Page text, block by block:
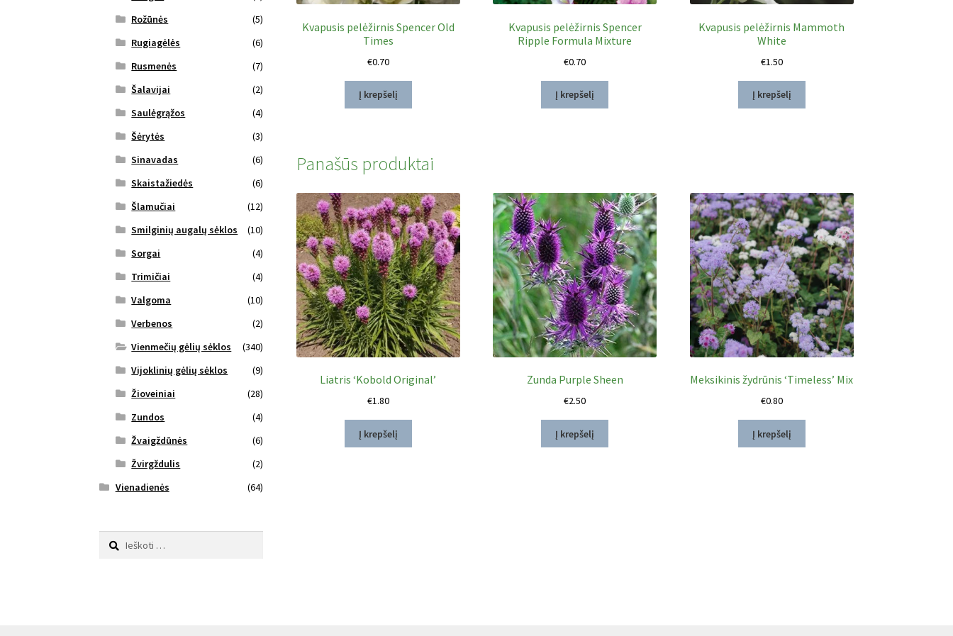
Kvapusis pelėžirnis Spencer Old
Times
€0.70
Į krepšelį
Kvapusis pelėžirnis Spencer
Ripple Formula Mixture
€0.70
Į krepšelį
Kvapusis pelėžirnis Mammoth
White
€1.50
Į krepšelį
Panašūs produktai
Liatris ‘Kobold Original’
€1.80
Į krepšelį
Zunda Purple Sheen
€2.50
Į krepšelį
Meksikinis žydrūnis ‘Timeless’ Mix
€0.80
Į krepšelį
Rožūnės
(5)
Rugiagėlės
(6)
Rusmenės
(7)
Šalavijai
(2)
Saulėgrąžos
(4)
Šėrytės
(3)
Sinavadas
(6)
Skaistažiedės
(6)
Šlamučiai
(12)
Smilginių augalų sėklos
(10)
Sorgai
(4)
Trimičiai
(4)
Valgoma
(10)
Verbenos
(2)
Vienmečių gėlių sėklos
(340)
Vijoklinių gėlių sėklos
(9)
Žioveiniai
(28)
Zundos
(4)
Žvaigždūnės
(6)
Žvirgždulis
(2)
Vienadienės
(64)
Ieškoti: